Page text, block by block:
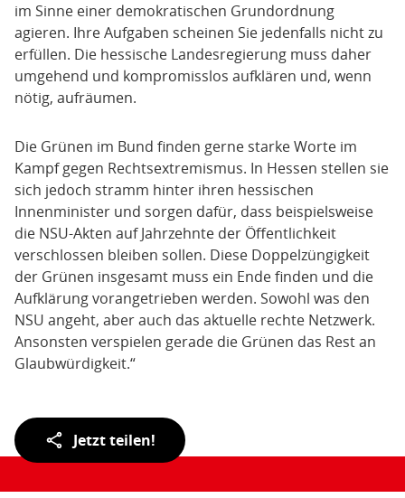
im Sinne einer demokratischen Grundordnung
agieren. Ihre Aufgaben scheinen Sie jedenfalls nicht zu
erfüllen. Die hessische Landesregierung muss daher
umgehend und kompromisslos aufklären und, wenn
nötig, aufräumen.
Die Grünen im Bund finden gerne starke Worte im
Kampf gegen Rechtsextremismus. In Hessen stellen sie
sich jedoch stramm hinter ihren hessischen
Innenminister und sorgen dafür, dass beispielsweise
die NSU-Akten auf Jahrzehnte der Öffentlichkeit
verschlossen bleiben sollen. Diese Doppelzüngigkeit
der Grünen insgesamt muss ein Ende finden und die
Aufklärung vorangetrieben werden. Sowohl was den
NSU angeht, aber auch das aktuelle rechte Netzwerk.
Ansonsten verspielen gerade die Grünen das Rest an
Glaubwürdigkeit.“
Teilen
der
Jetzt teilen!